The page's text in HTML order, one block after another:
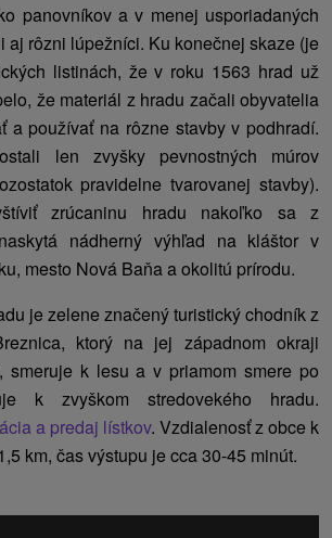
panovníkov a v menej usporiadaných
aj rôzni lúpežníci. Ku konečnej skaze (je
listinách, že v roku 1563 hrad už
že materiál z hradu začali obyvatelia
a používať na rôzne stavby v podhradí.
len zvyšky pevnostných múrov
pravidelne tvarovanej stavby).
zrúcaninu hradu nakoľko sa z
nádherný výhľad na kláštor v
mesto Nová Baňa a okolitú prírodu.
je zelene značený turistický chodník z
ktorý na jej západnom okraji
smeruje k lesu a v priamom smere po
k zvyškom stredovekého hradu.
a predaj lístkov. Vzdialenosť z obce k
km, čas výstupu je cca 30-45 minút.